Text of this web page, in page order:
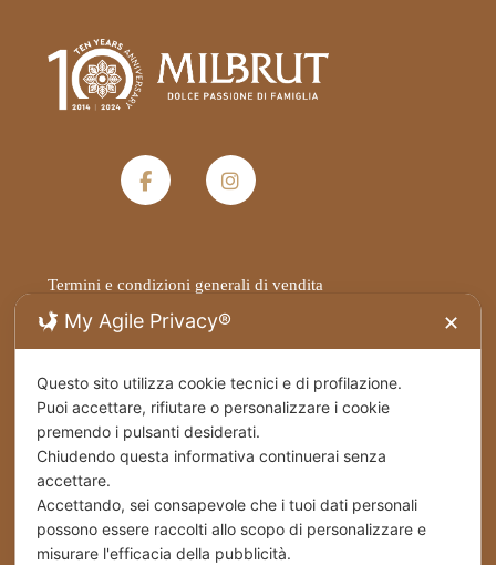
Termini e condizioni generali di vendita
Spedizioni
Cookies
Stabilimento – Milbrut Dolce Passione di Famiglia
c/da Cappuccini – Messer Rinaldo SS 576 Naro
(Ag) Italy
My Agile Privacy® ✕
Questo sito utilizza cookie tecnici e di profilazione.
Puoi accettare, rifiutare o personalizzare i cookie
premendo i pulsanti desiderati.
Chiudendo questa informativa continuerai senza
accettare.
Accettando, sei consapevole che i tuoi dati personali
possono essere raccolti allo scopo di personalizzare e
misurare l'efficacia della pubblicità.